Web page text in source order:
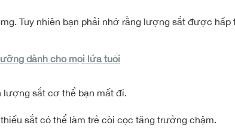
Tuy nhiên bạn phải nhớ rằng lượng sắt được
dành cho mọi lứa tuổi
sắt cơ thể bạn mất đi.
sắt có thể làm trẻ còi cọc tăng trưởng chậm.